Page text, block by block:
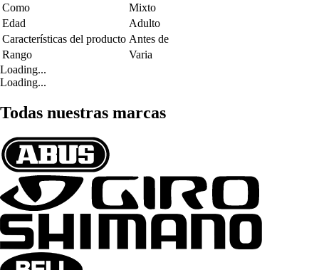
Como
Mixto
Edad
Adulto
Características del producto Antes de
Rango
Varia
Loading...
Loading...
Todas nuestras marcas